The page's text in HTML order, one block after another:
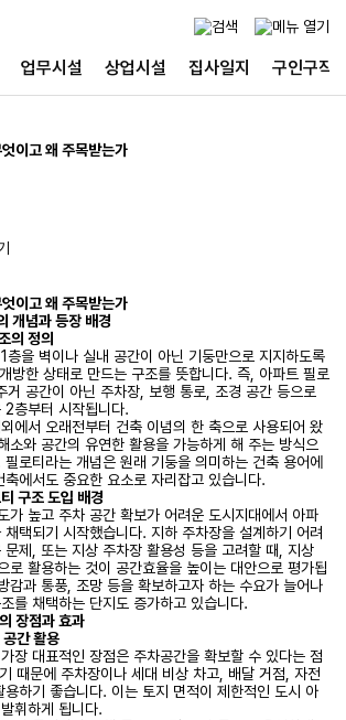
업무시설 상업시설 집사일지 구인구직
이고 왜 주목받는가
이고 왜 주목받는가
개념과 등장 배경
의 정의
층을 벽이나 실내 공간이 아닌 기둥만으로 지지하도록
방한 상태로 만드는 구조를 뜻합니다. 즉, 아파트 필로
거 공간이 아닌 주차장, 보행 통로, 조경 공간 등으로
층부터 시작됩니다.
에서 오래전부터 건축 이념의 한 축으로 사용되어 왔
소와 공간의 유연한 활용을 가능하게 해 주는 방식으
로티라는 개념은 원래 기둥을 의미하는 건축 용어에
에서도 중요한 요소로 자리잡고 있습니다.
구조 도입 배경
가 높고 주차 공간 확보가 어려운 도시지대에서 아파
택되기 시작했습니다. 지하 주차장을 설계하기 어려
제, 또는 지상 주차장 활용성 등을 고려할 때, 지상
로 활용하는 것이 공간효율을 높이는 대안으로 평가됩
감과 통풍, 조망 등을 확보하고자 하는 수요가 늘어나
를 채택하는 단지도 증가하고 있습니다.
장점과 효과
간 활용
장 대표적인 장점은 주차공간을 확보할 수 있다는 점
때문에 주차장이나 세대 비상 차고, 배달 거점, 자전
하기 좋습니다. 이는 토지 면적이 제한적인 도시 아
휘하게 됩니다.